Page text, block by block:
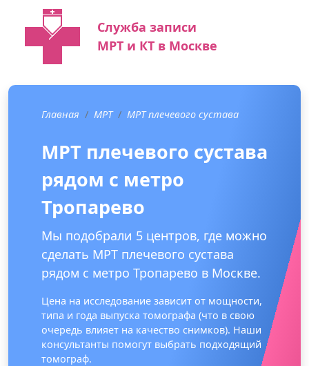
Служба записи
МРТ и КТ в Москве
Главная МРТ МРТ плечевого сустава
МРТ плечевого сустава
рядом с метро
Тропарево
Мы подобрали 5 центров, где можно
сделать МРТ плечевого сустава
рядом с метро Тропарево в Москве.
Цена на исследование зависит от мощности,
типа и года выпуска томографа (что в свою
очередь влияет на качество снимков). Наши
консультанты помогут выбрать подходящий
томограф.